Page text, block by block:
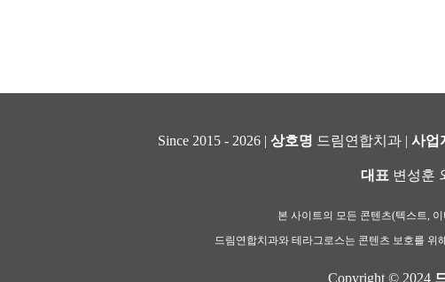
Since 2015 - 2026 | 상호명 드림연합치과 | 사업
대표 변성훈
본 사이트의 모든 콘텐츠(텍스트,
드림연합치과와 테라그로스는 콘텐츠 보호를 위
Copyright © 2024